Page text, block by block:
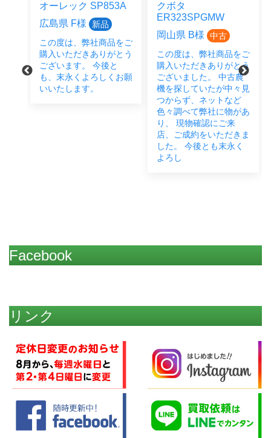
クボタ
ER323SPGMW
この度は、弊社商品をご
購入いただきありがとう
ございました。 中古農
機を探していたが中々見
クボタ
JB14BSMAGRS12J
広島県 M様 中古
この度は、弊社商品をご
購入いただきありがとう
ございました。 畑作業
に欠かせないということ
で、JB14・うねたて機
とご成約いただきまし
た。 お近くですので、
お困りごとなどございま
したらいつでもご連絡く
だ
Facebook
リンク